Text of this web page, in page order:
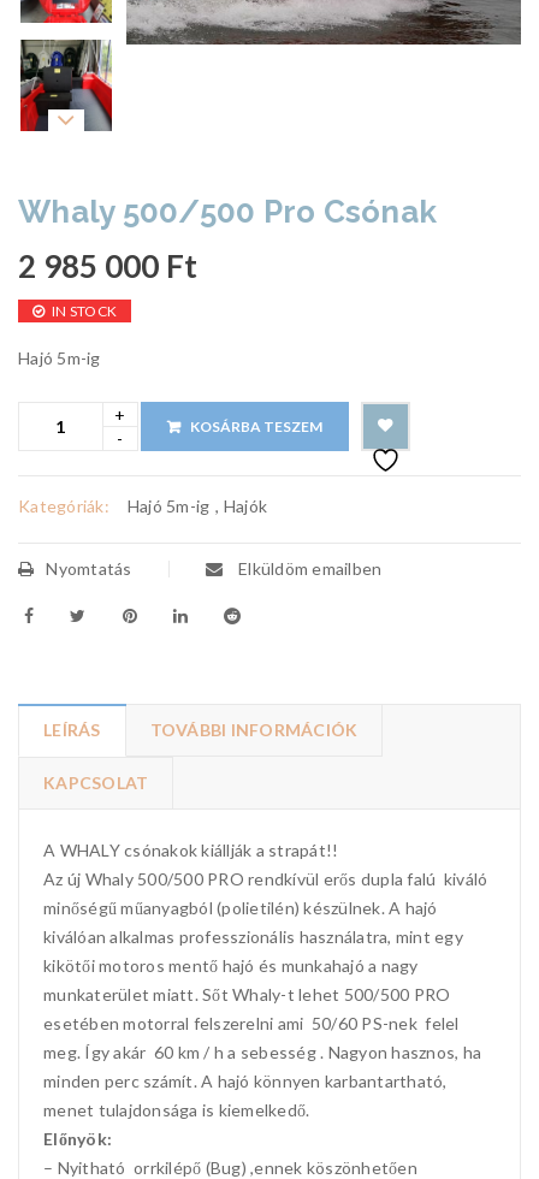
Whaly 500/500 Pro Csónak
2 985 000 Ft
IN STOCK
Hajó 5m-ig
KOSÁRBA TESZEM
Kategóriák: Hajó 5m-ig , Hajók
Nyomtatás Elküldöm emailben
LEÍRÁS TOVÁBBI INFORMÁCIÓK
KAPCSOLAT
A WHALY csónakok kiállják a strapát!!
Az új Whaly 500/500 PRO rendkívül erős dupla falú kiváló
minőségű műanyagból (polietilén) készülnek. A hajó
kiválóan alkalmas professzionális használatra, mint egy
kikötői motoros mentő hajó és munkahajó a nagy
munkaterület miatt. Sőt Whaly-t lehet 500/500 PRO
esetében motorral felszerelni ami 50/60 PS-nek felel
meg. Így akár 60 km / h a sebesség . Nagyon hasznos, ha
minden perc számít. A hajó könnyen karbantartható,
menet tulajdonsága is kiemelkedő.
Előnyök:
– Nyitható orrkilépő (Bug) ,ennek köszönhetően